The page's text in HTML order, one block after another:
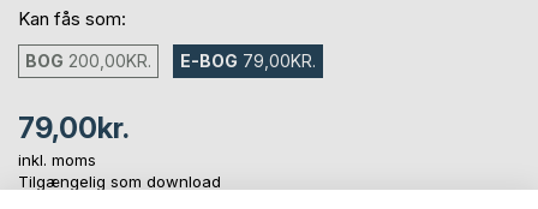
Kan fås som:
BOG 200,00KR. E-BOG 79,00KR.
79,00kr.
inkl. moms
Tilgængelig som download